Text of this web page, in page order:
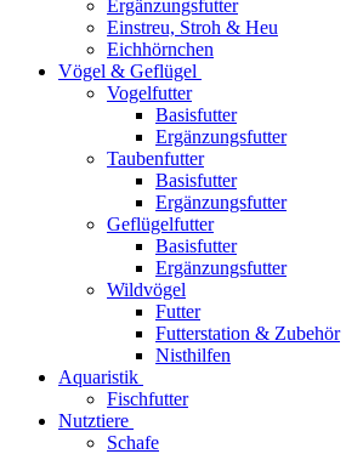
Ergänzungsfutter
Einstreu, Stroh & Heu
Eichhörnchen
Vögel & Geflügel
Vogelfutter
Basisfutter
Ergänzungsfutter
Taubenfutter
Basisfutter
Ergänzungsfutter
Geflügelfutter
Basisfutter
Ergänzungsfutter
Wildvögel
Futter
Futterstation & Zubehör
Nisthilfen
Aquaristik
Fischfutter
Nutztiere
Schafe